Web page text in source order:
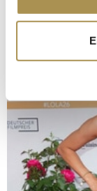
erfassen,
Erfahren Sie
verarbeitet
Abschnitt